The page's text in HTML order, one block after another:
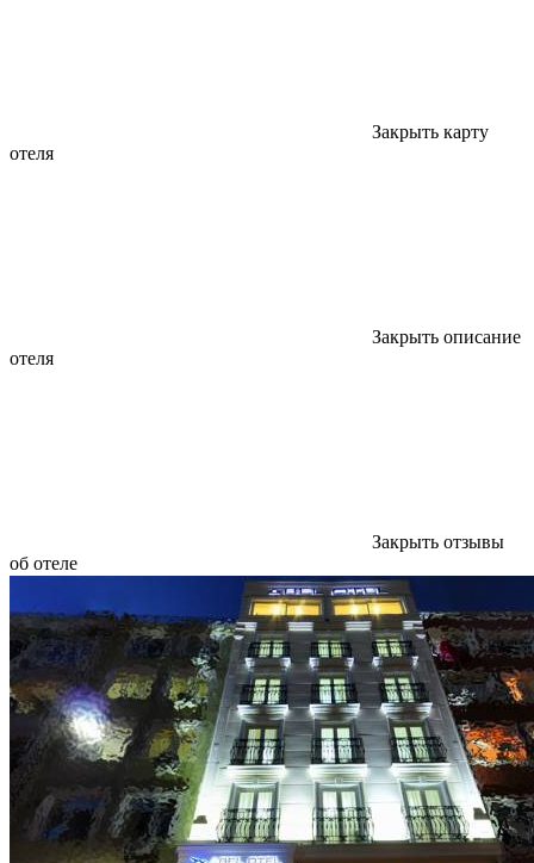
Закрыть карту
отеля
Закрыть описание
отеля
Закрыть отзывы
об отеле